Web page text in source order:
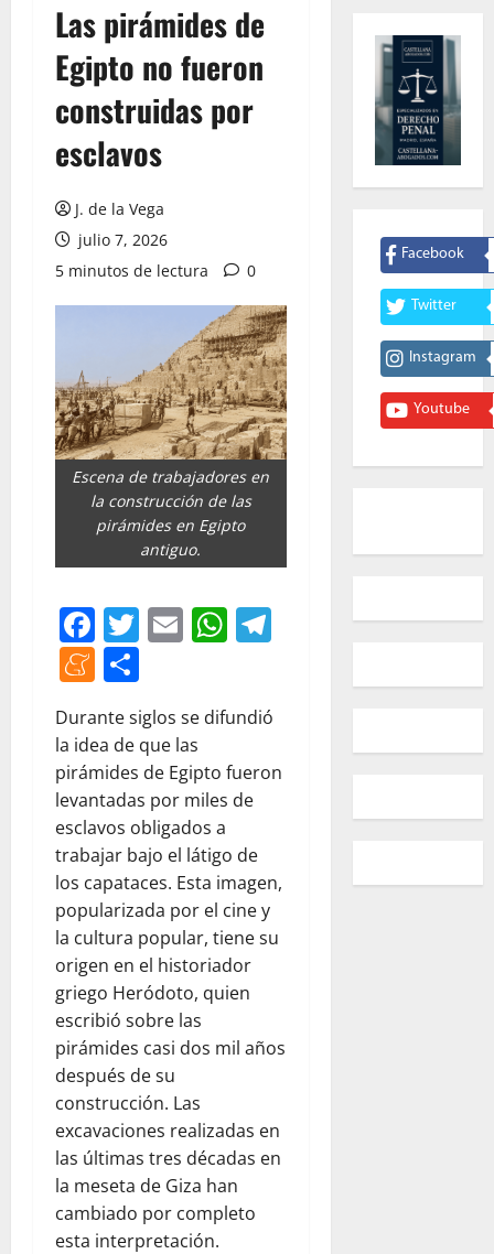
Las pirámides de
Egipto no fueron
construidas por
esclavos
J. de la Vega
julio 7, 2026
5 minutos de lectura
0
Escena de trabajadores en
la construcción de las
pirámides en Egipto
antiguo.
Facebook
Twitter
EmailWhatsApp
Telegram
Meneame
Durante siglos se difundió
la idea de que las
pirámides de Egipto fueron
levantadas por miles de
esclavos obligados a
trabajar bajo el látigo de
los capataces. Esta imagen,
popularizada por el cine y
la cultura popular, tiene su
origen en el historiador
griego Heródoto, quien
escribió sobre las
pirámides casi dos mil años
después de su
construcción. Las
excavaciones realizadas en
las últimas tres décadas en
la meseta de Giza han
cambiado por completo
esta interpretación.
Facebook
Twitter
Instagram
Youtube